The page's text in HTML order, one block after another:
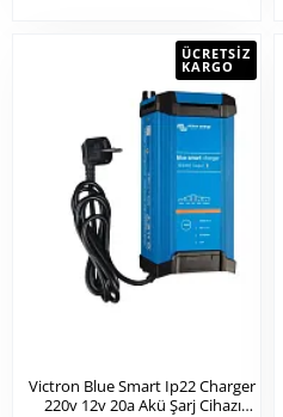
ÜCRETSIZ
KARGO
Victron Blue Smart Ip22 Charger
220v 12v 20a Akü Şarj Cihazı